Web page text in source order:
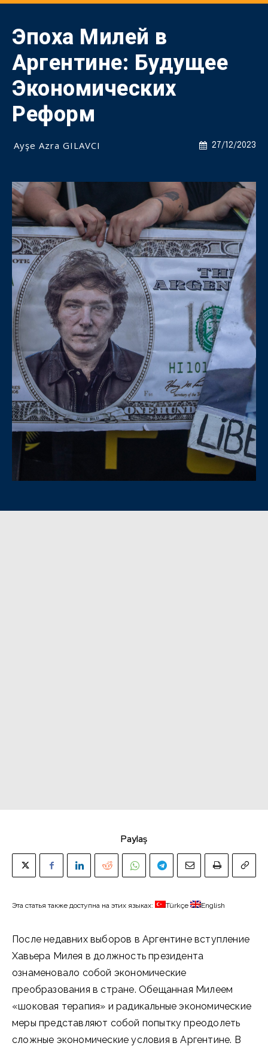
Эпоха Милей в
Аргентине: Будущее
Экономических
Реформ
27/12/2023
Ayşe Azra GILAVCI
Paylaş
Эта статья также доступна на этих языках: Türkçe English
После недавних выборов в Аргентине вступление
Хавьера Милея в должность президента
ознаменовало собой экономические
преобразования в стране. Обещанная Милеем
«шоковая терапия» и радикальные экономические
меры представляют собой попытку преодолеть
сложные экономические условия в Аргентине. В